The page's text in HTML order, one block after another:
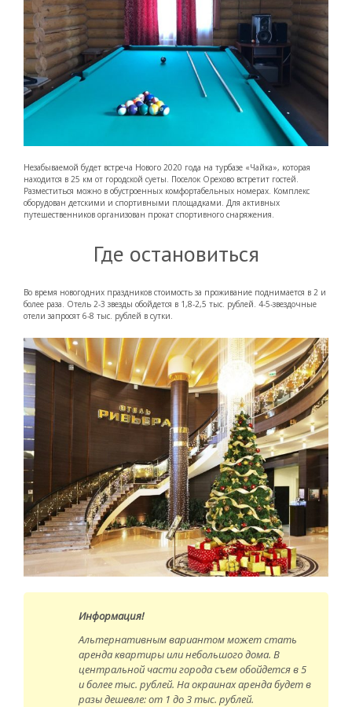
Незабываемой будет встреча Нового 2020 года на турбазе «Чайка», которая
находится в 25 км от городской суеты. Поселок Орехово встретит гостей.
Разместиться можно в обустроенных комфортабельных номерах. Комплекс
оборудован детскими и спортивными площадками. Для активных
путешественников организован прокат спортивного снаряжения.
Где остановиться
Во время новогодних праздников стоимость за проживание поднимается в 2 и
более раза. Отель 2-3 звезды обойдется в 1,8-2,5 тыс. рублей. 4-5-звездочные
отели запросят 6-8 тыс. рублей в сутки.
Информация!
Альтернативным вариантом может стать
аренда квартиры или небольшого дома. В
центральной части города съем обойдется в 5
и более тыс. рублей. На окраинах аренда будет в
разы дешевле: от 1 до 3 тыс. рублей.